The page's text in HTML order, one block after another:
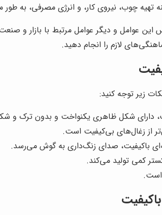
تهیه چوب، نیروی کار، و انرژی مصرفی،
این عوامل و دیگر عوامل مرتبط با بازار و
لازم را انجام دهید.
زیر توجه کنید:
دارای شکل ظاهری یکنواخت و بدون ترک و
از زغال‌های بی‌کیفیت است.
باکیفیت، صدای زنگ‌داری به گوش می‌رسد.
کمی تولید می‌کند.
است.